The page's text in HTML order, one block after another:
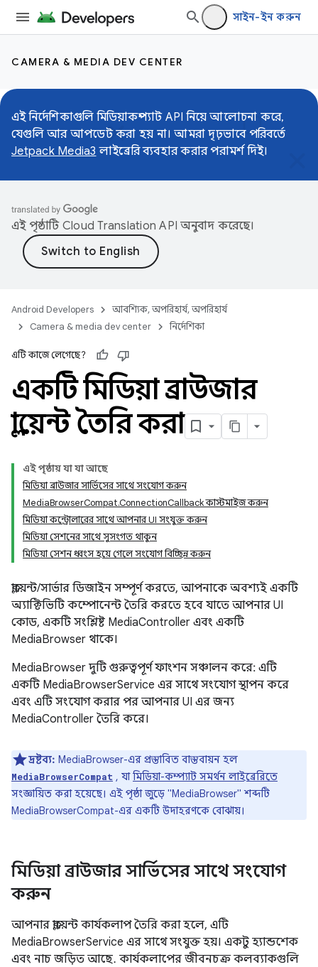
সাইন-ইন করুন
CAMERA & MEDIA DEV CENTER
এই নির্দেশিকাগুলি মিডিয়াকম্প্যাট API নিয়ে আলোচনা করে,
যেগুলি আর আপডেট করা হয় না। আমরা দৃঢ়ভাবে পরিবর্তে
Jetpack Media3 লাইব্রেরি ব্যবহার করার পরামর্শ দিই।
এই পৃষ্ঠাটি Cloud Translation API অনুবাদ করেছে।
Android Developers
আবশ্যিক, অপরিহার্য, অপরিহার্য
Camera & media dev center
নির্দেশিকা
এটি কাজে লেগেছে?
একটি মিডিয়া ব্রাউজার
ক্লায়েন্ট তৈরি করা
এই পৃষ্ঠায় যা যা আছে
মিডিয়া ব্রাউজার সার্ভিসের সাথে সংযোগ করুন
MediaBrowserCompat.ConnectionCallback কাস্টমাইজ করুন
মিডিয়া কন্ট্রোলারের সাথে আপনার UI সংযুক্ত করুন
মিডিয়া সেশনের সাথে সুসংগত থাকুন
মিডিয়া সেশন ধ্বংস হয়ে গেলে সংযোগ বিচ্ছিন্ন করুন
ক্লায়েন্ট/সার্ভার ডিজাইন সম্পূর্ণ করতে, আপনাকে অবশ্যই একটি
অ্যাক্টিভিটি কম্পোনেন্ট তৈরি করতে হবে যাতে আপনার UI
কোড, একটি সংশ্লিষ্ট MediaController এবং একটি
MediaBrowser থাকে।
MediaBrowser দুটি গুরুত্বপূর্ণ ফাংশন সঞ্চালন করে: এটি
একটি MediaBrowserService এর সাথে সংযোগ স্থাপন করে
এবং এটি সংযোগ করার পর আপনার UI এর জন্য
MediaController তৈরি করে।
দ্রষ্টব্য: MediaBrowser-এর প্রস্তাবিত বাস্তবায়ন হল
MediaBrowserCompat , যামিডিয়া-কম্প্যাট সমর্থন লাইব্রেরিতে
সংজ্ঞায়িত করা হয়েছে। এই পৃষ্ঠা জুড়ে "MediaBrowser" শব্দটি
MediaBrowserCompat-এর একটি উদাহরণকে বোঝায়।
মিডিয়া ব্রাউজার সার্ভিসের সাথে সংযোগ
করুন
আপনার ক্লায়েন্ট কার্যকলাপ তৈরি করা হলে, এটি
MediaBrowserService এর সাথে সংযুক্ত হয়। একটু হ্যান্ডশেক
এবং নাচ জড়িত আছে. কার্যকলাপের জীবনচক্র কলব্যাকগুলি